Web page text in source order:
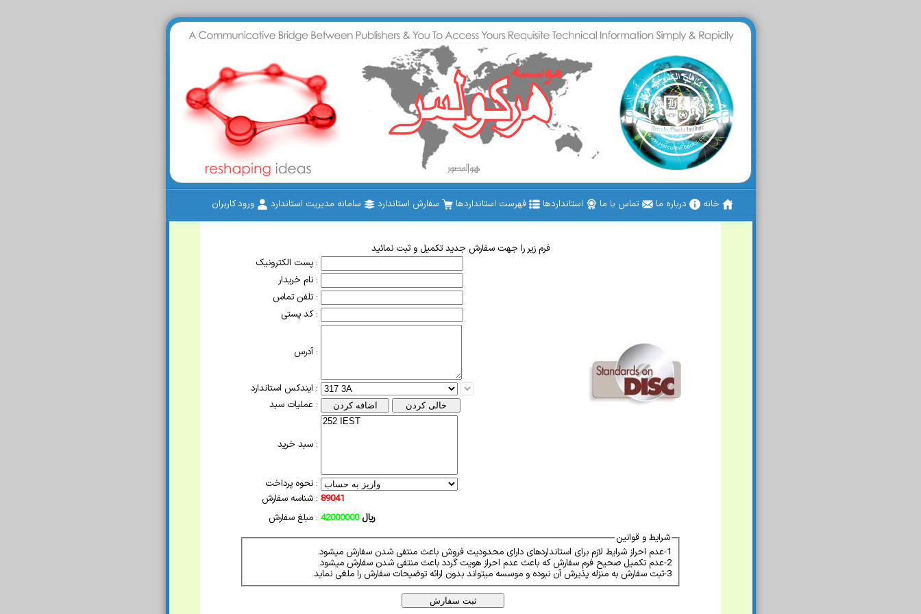
خانه درباره ما تماس با ما استانداردها فهرست استانداردها سفارش استاندارد سامانه مدیریت استاندارد ورود کاربران
فرم زیر را جهت سفارش جدید تکمیل و ثبت نمائید
پست الکترونیک :
نام خریدار :
تلفن تماس :
کد پستی :
آدرس :
ایندکس استاندارد :
عملیات سبد :
سبد خرید :
نحوه پرداخت :
شناسه سفارش : 89041
مبلغ سفارش : 42000000 ریال
شرایط و قوانین
1-عدم احراز شرایط لازم برای استانداردهای دارای محدودیت فروش باعث منتفی شدن سفارش میشود.
2-عدم تکمیل صحیح فرم سفارش که باعث عدم احراز هویت گردد باعث منتفی شدن سفارش میشود.
3-ثبت سفارش به منزله پذیرش آن نبوده و موسسه میتواند بدون ارائه توضیحات سفارش را ملغی نماید.